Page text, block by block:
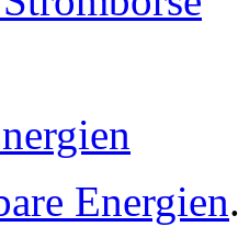
Energien